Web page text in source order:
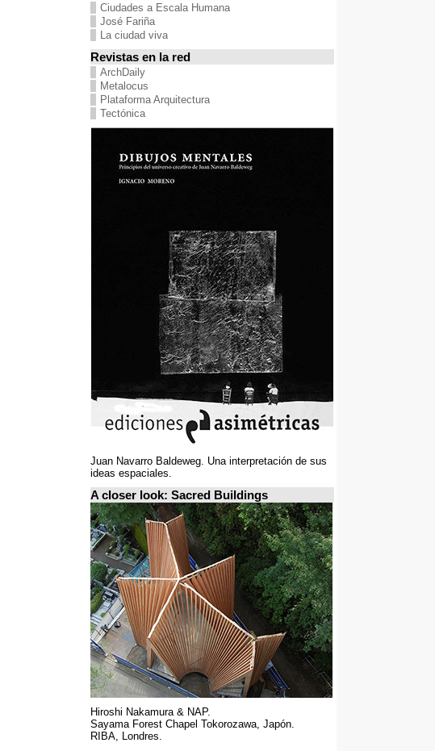
Ciudades a Escala Humana
José Fariña
La ciudad viva
Revistas en la red
ArchDaily
Metalocus
Plataforma Arquitectura
Tectónica
Juan Navarro Baldeweg. Una interpretación de sus
ideas espaciales.
A closer look: Sacred Buildings
Hiroshi Nakamura & NAP.
Sayama Forest Chapel Tokorozawa, Japón.
RIBA, Londres.